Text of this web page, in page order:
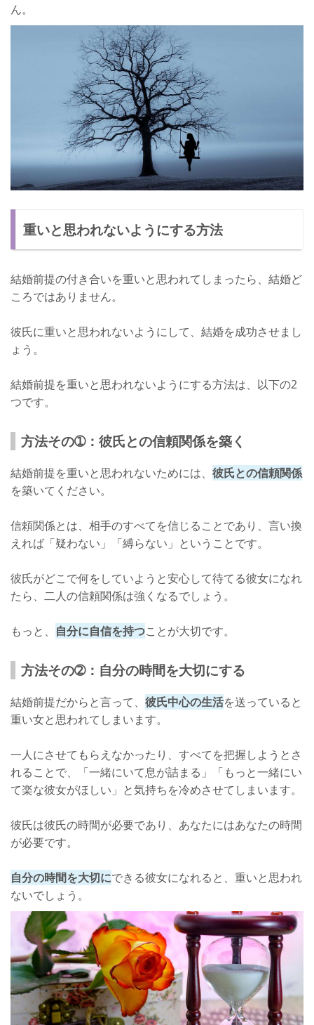
ん。
重いと思われないようにする方法
結婚前提の付き合いを重いと思われてしまったら、結婚ど
ころではありません。
彼氏に重いと思われないようにして、結婚を成功させまし
ょう。
結婚前提を重いと思われないようにする方法は、以下の2
つです。
方法その➀：彼氏との信頼関係を築く
結婚前提を重いと思われないためには、 彼氏との信頼関係
を築いてください。
信頼関係とは、相手のすべてを信じることであり、言い換
えれば「疑わない」「縛らない」ということです。
彼氏がどこで何をしていようと安心して待てる彼女になれ
たら、二人の信頼関係は強くなるでしょう。
もっと、 自分に自信を持つことが大切です。
方法その➁：自分の時間を大切にする
結婚前提だからと言って、 彼氏中心の生活を送っていると
重い女と思われてしまいます。
一人にさせてもらえなかったり、すべてを把握しようとさ
れることで、「一緒にいて息が詰まる」「もっと一緒にい
て楽な彼女がほしい」と気持ちを冷めさせてしまいます。
彼氏は彼氏の時間が必要であり、あなたにはあなたの時間
が必要です。
自分の時間を大切にできる彼女になれると、重いと思われ
ないでしょう。